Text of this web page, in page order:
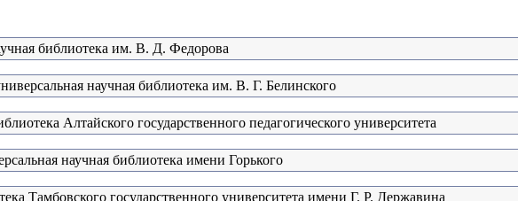
библиотека им. В. Д. Федорова
научная библиотека им. В. Г. Белинского
Алтайского государственного педагогического университета
научная библиотека имени Горького
Тамбовского государственного университета имени Г. Р. Державина